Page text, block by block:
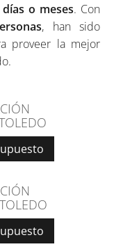
o meses. Con
, han sido
proveer la mejor